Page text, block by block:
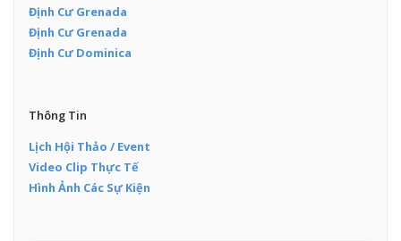
Định Cư Grenada
Định Cư Grenada
Định Cư Dominica
Thông Tin
Lịch Hội Thảo / Event
Video Clip Thực Tế
Hình Ảnh Các Sự Kiện